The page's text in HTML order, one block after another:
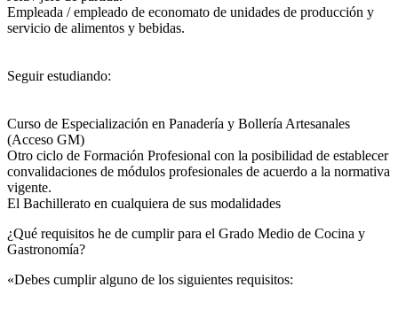
Empleada / empleado de economato de unidades de producción y
servicio de alimentos y bebidas.
Seguir estudiando:
Curso de Especialización en Panadería y Bollería Artesanales
(Acceso GM)
Otro ciclo de Formación Profesional con la posibilidad de establecer
convalidaciones de módulos profesionales de acuerdo a la normativa
vigente.
El Bachillerato en cualquiera de sus modalidades
¿Qué requisitos he de cumplir para el Grado Medio de Cocina y
Gastronomía?
«Debes cumplir alguno de los siguientes requisitos: